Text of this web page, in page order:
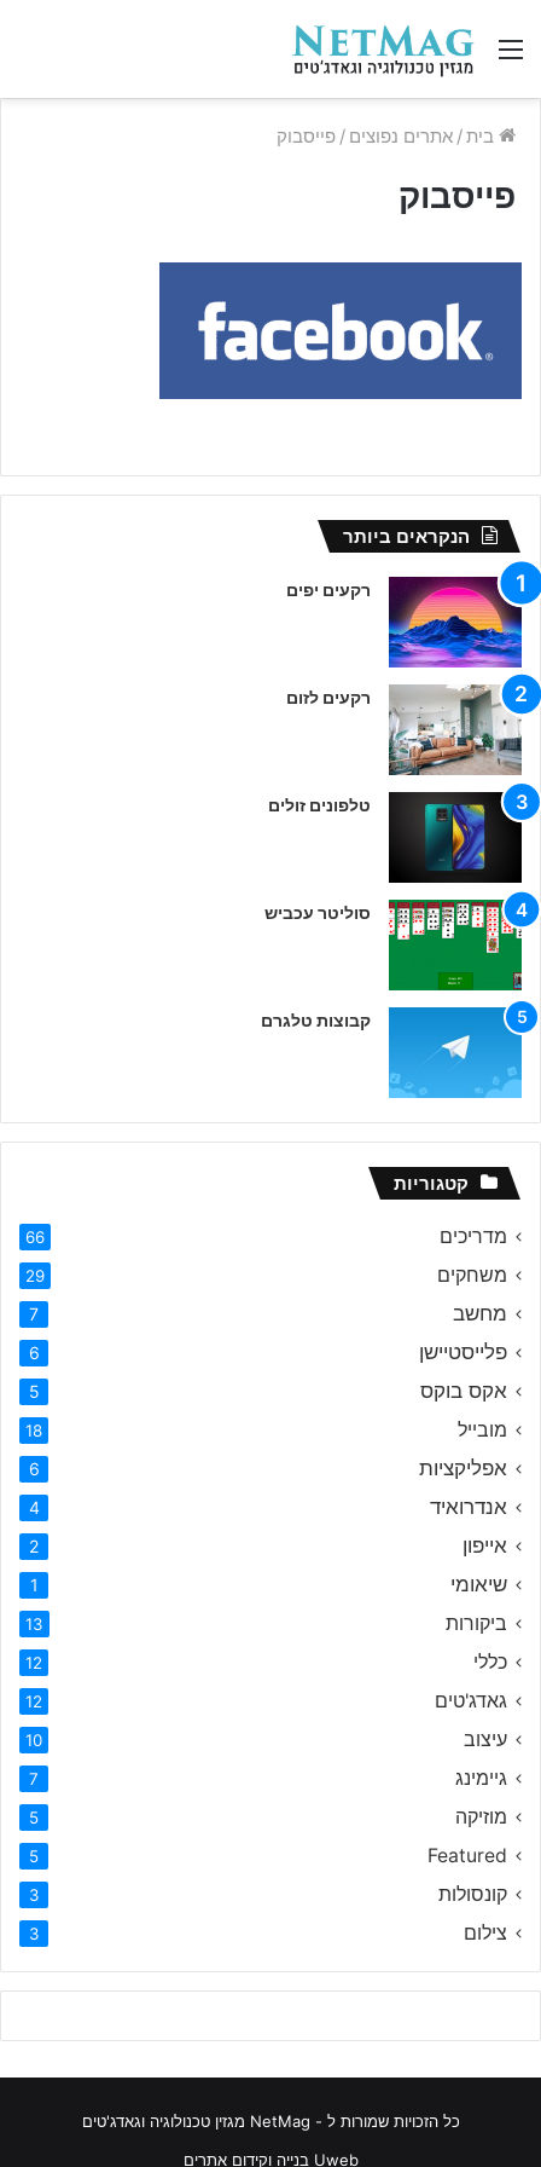
תפריט
בית/ אתרים נפוצים / פייסבוק
פייסבוק
הנקראים ביותר
רקעים יפים
רקעים לזום
טלפונים זולים
סוליטר עכביש
קבוצות טלגרם
קטגוריות
מדריכים 66
משחקים 29
מחשב 7
פלייסטיישן 6
אקס בוקס 5
מובייל 18
אפליקציות 6
אנדרואיד 4
אייפון 2
שיאומי 1
ביקורות 13
כללי 12
גאדג'טים 12
עיצוב 10
גיימינג 7
מוזיקה 5
Featured
5
קונסולות 3
צילום 3
כל הזכויות שמורות ל - NetMag מגזין טכנולוגיה וגאדג'טים
Uweb בנייה וקידום אתרים